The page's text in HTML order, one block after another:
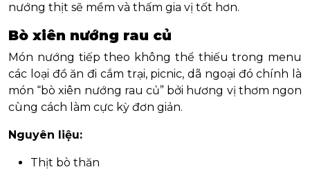
nướng thịt sẽ mềm và thấm gia vị tốt hơn.
Bò xiên nướng rau củ
Món nướng tiếp theo không thể thiếu trong menu
các loại đồ ăn đi cắm trại, picnic, dã ngoại đó chính là
món “bò xiên nướng rau củ” bởi hương vị thơm ngon
cùng cách làm cực kỳ đơn giản.
Nguyên liệu:
Thịt bò thăn